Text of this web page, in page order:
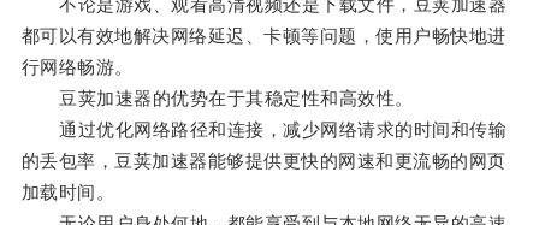
不论是游戏、观看高清视频还是下载文件，豆荚加速器
都可以有效地解决网络延迟、卡顿等问题，使用户畅快地进
行网络畅游。
豆荚加速器的优势在于其稳定性和高效性。
通过优化网络路径和连接，减少网络请求的时间和传输
的丢包率，豆荚加速器能够提供更快的网速和更流畅的网页
加载时间。